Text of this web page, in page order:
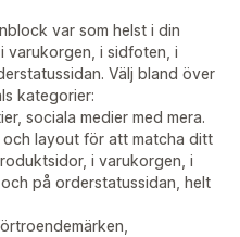
var som helst i din
i sidfoten, i
Välj bland över
kategorier:
sociala medier med mera.
layout för att matcha ditt
i varukorgen, i
på orderstatussidan, helt